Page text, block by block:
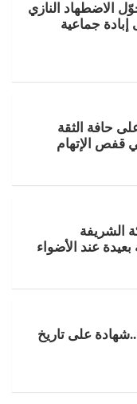
الاضطهاد النازي
إبادة جماعية
على حافة الثقة
قفص الإتهام
الشريفة
عند الأضواء
انتفاضة الكوميرا 1981..شهادة على تاريخ